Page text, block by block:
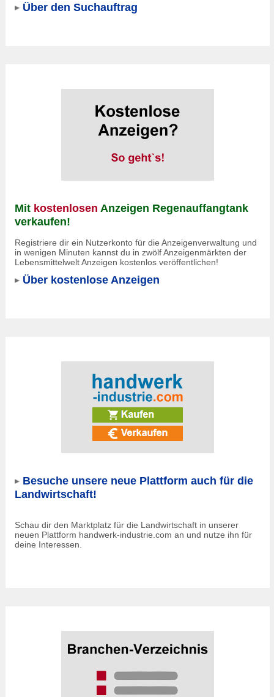
Über den Suchauftrag
Mit kostenlosen Anzeigen Regenauffangtank
verkaufen!
Registriere dir ein Nutzerkonto für die Anzeigenverwaltung und
in wenigen Minuten kannst du in zwölf Anzeigenmärkten der
Lebensmittelwelt Anzeigen kostenlos veröffentlichen!
Über kostenlose Anzeigen
Besuche unsere neue Plattform auch für die
Landwirtschaft!
Schau dir den Marktplatz für die Landwirtschaft in unserer
neuen Plattform handwerk-industrie.com an und nutze ihn für
deine Interessen.